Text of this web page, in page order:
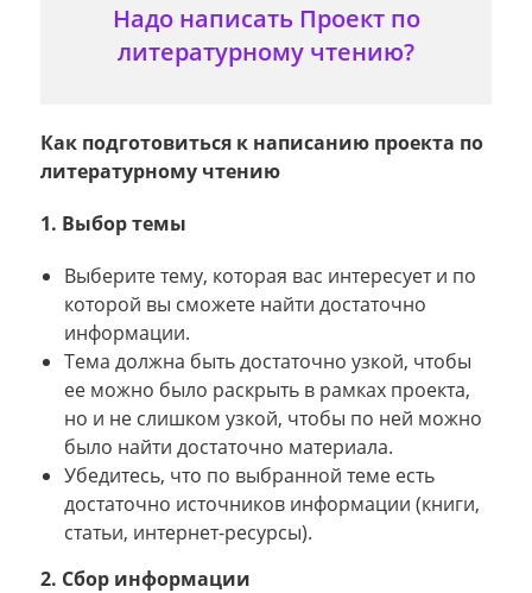
Надо написать Проект по
литературному чтению?
Как подготовиться к написанию проекта по
литературному чтению
1. Выбор темы
Выберите тему, которая вас интересует и по
которой вы сможете найти достаточно
информации.
Тема должна быть достаточно узкой, чтобы
ее можно было раскрыть в рамках проекта,
но и не слишком узкой, чтобы по ней можно
было найти достаточно материала.
Убедитесь, что по выбранной теме есть
достаточно источников информации (книги,
статьи, интернет-ресурсы).
2. Сбор информации